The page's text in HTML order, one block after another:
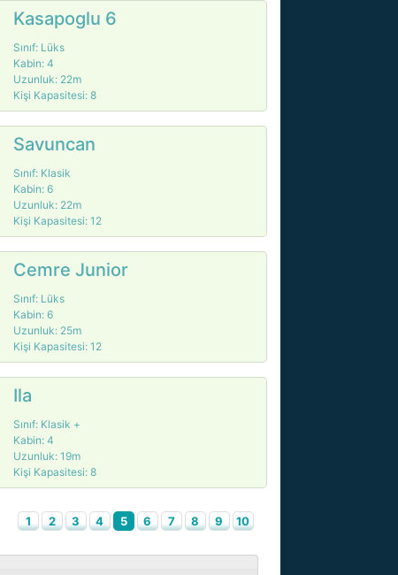
Kasapoglu 6
Sınıf: Lüks
Kabin: 4
Uzunluk: 22m
Kişi Kapasitesi: 8
Savuncan
Sınıf: Klasik
Kabin: 6
Uzunluk: 22m
Kişi Kapasitesi: 12
Cemre Junior
Sınıf: Lüks
Kabin: 6
Uzunluk: 25m
Kişi Kapasitesi: 12
Ila
Sınıf: Klasik +
Kabin: 4
Uzunluk: 19m
Kişi Kapasitesi: 8
1 2 3 4 5 6 7 8 9 10